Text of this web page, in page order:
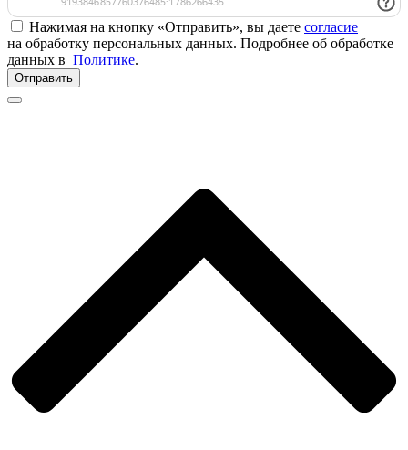
Нажимая на кнопку «Отправить», вы даете согласие
на обработку персональных данных. Подробнее об обработке
данных в Политике.
Отправить